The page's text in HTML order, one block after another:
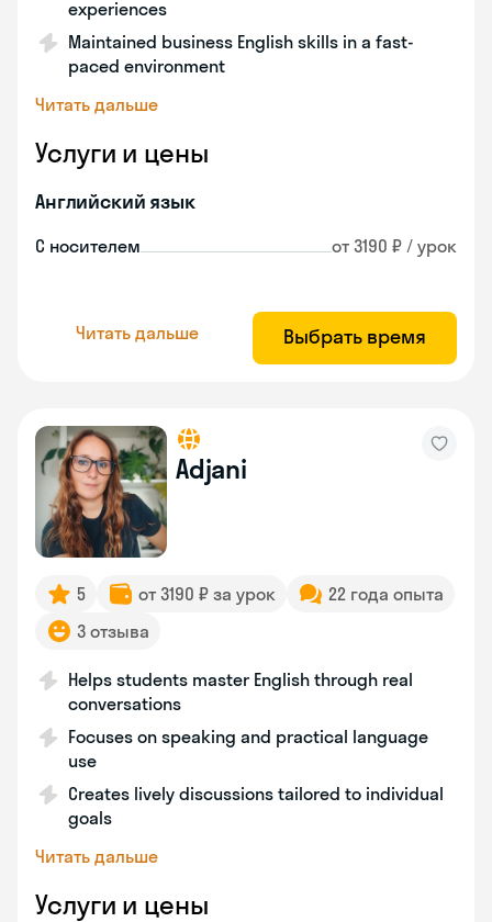
experiences
Maintained business English skills in a fast-
paced environment
Читать дальше
Услуги и цены
Английский язык
С носителем от 3190 ₽ / урок
Читать дальше Выбрать время
Adjani
5 от 3190 ₽ за урок
22 года опыта
3 отзыва
Helps students master English through real
conversations
Focuses on speaking and practical language
use
Creates lively discussions tailored to individual
goals
Читать дальше
Услуги и цены